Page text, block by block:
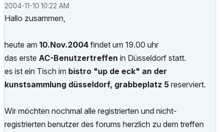
‎2004-11-10 10:22 AM
Hallo zusammen,
heute am 10.Nov.2004 findet um 19.00 uhr
das erste AC-Benutzertreffen in Düsseldorf statt.
es ist ein Tisch im bistro "up de eck" an der
kunstsammlung düsseldorf, grabbeplatz 5 reserviert.
Wir möchten nochmal alle registrierten und nicht-
registrierten benutzer des forums herzlich zu dem treffen